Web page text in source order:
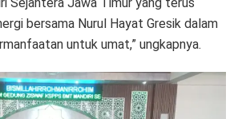
bersama Nurul Hayat Gresik dalam
untuk umat,” ungkapnya.